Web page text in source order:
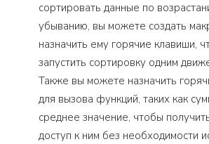
сортировать данные по
убыванию, вы можете создать
назначить ему горячие клавиши,
запустить сортировку одним
Также вы можете назначить
для вызова функций, таких как
среднее значение, чтобы
доступ к ним без необходимости